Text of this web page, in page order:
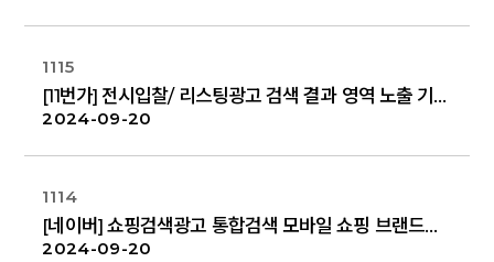
1115
[11번가] 전시입찰/ 리스팅광고 검색 결과 영역 노출 기준 변경 안내 (10/14)
2024-09-20
1114
[네이버] 쇼핑검색광고 통합검색 모바일 쇼핑 브랜드형 광고블록 노출조건 변경 안내
2024-09-20